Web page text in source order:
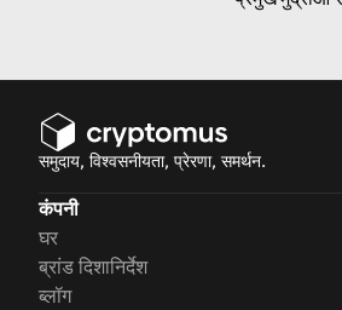
समुदाय, विश्वसनीयता, प्रेरणा, समर्थन.
कंपनी
घर
ब्रांड दिशानिर्देश
ब्लॉग